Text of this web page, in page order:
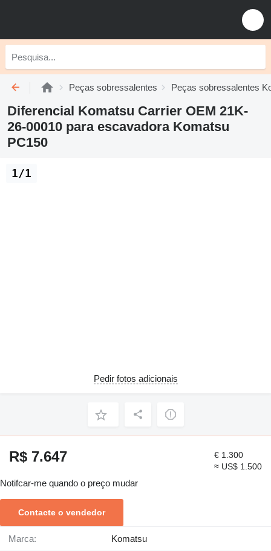
Peças sobressalentes Peças sobressalentes
Diferencial Komatsu Carrier OEM 21K-
26-00010 para escavadora Komatsu
PC150
1/1
Pedir fotos adicionais
R$ 7.647
€ 1.300
≈ US$ 1.500
Notifcar-me quando o preço mudar
Contacte o vendedor
Marca: Komatsu